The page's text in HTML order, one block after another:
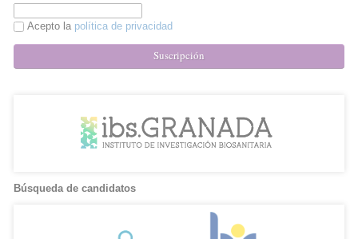
Acepto la política de privacidad
Suscripción
Búsqueda de candidatos